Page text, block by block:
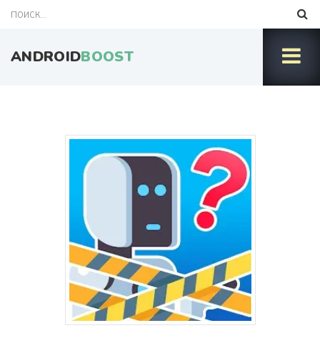
ANDROIDBOOST